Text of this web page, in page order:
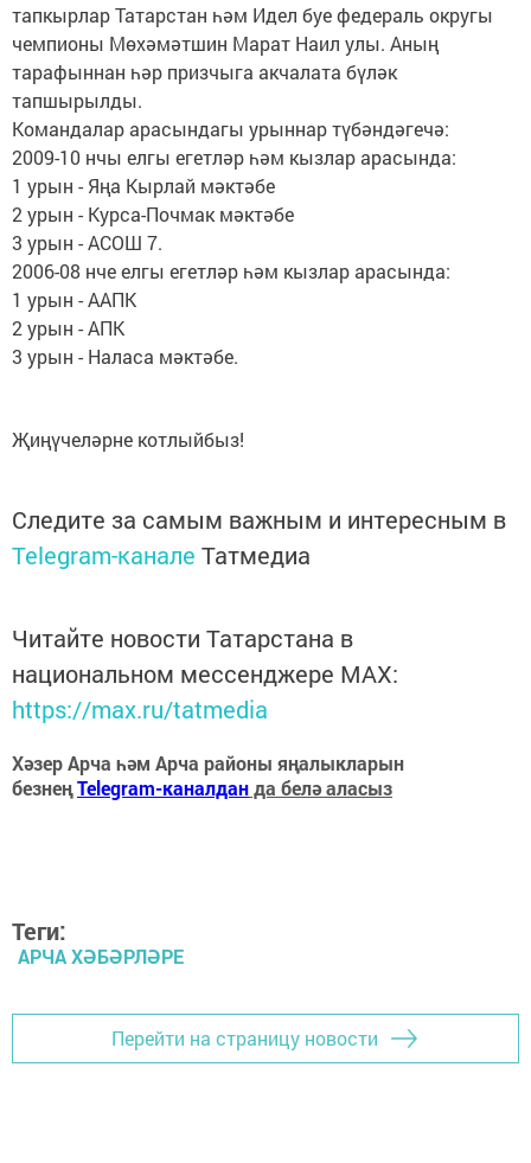
тапкырлар Татарстан һәм Идел буе федераль округы
чемпионы Мөхәмәтшин Марат Наил улы. Аның
тарафыннан һәр призчыга акчалата бүләк
тапшырылды.
Командалар арасындагы урыннар түбәндәгечә:
2009-10 нчы елгы егетләр һәм кызлар арасында:
1 урын - Яңа Кырлай мәктәбе
2 урын - Курса-Почмак мәктәбе
3 урын - АСОШ 7.
2006-08 нче елгы егетләр һәм кызлар арасында:
1 урын - ААПК
2 урын - АПК
3 урын - Наласа мәктәбе.
Җиңүчеләрне котлыйбыз!
Следите за самым важным и интересным в
Telegram-канале Татмедиа
Читайте новости Татарстана в
национальном мессенджере MАХ:
https://max.ru/tatmedia
Хәзер Арча һәм Арча районы яңалыкларын
безнеңTelegram-каналданда белә аласыз
Теги:
АРЧА ХӘБӘРЛӘРЕ
Перейти на страницу новости